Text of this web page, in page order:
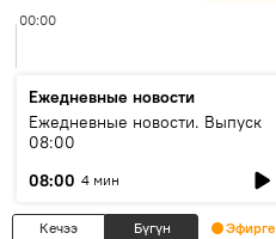
00:00
Ежедневные новости
Ежедневные новости. Выпуск
08:00
08:00 4 мин
Кечээ Бүгүн Эфирге